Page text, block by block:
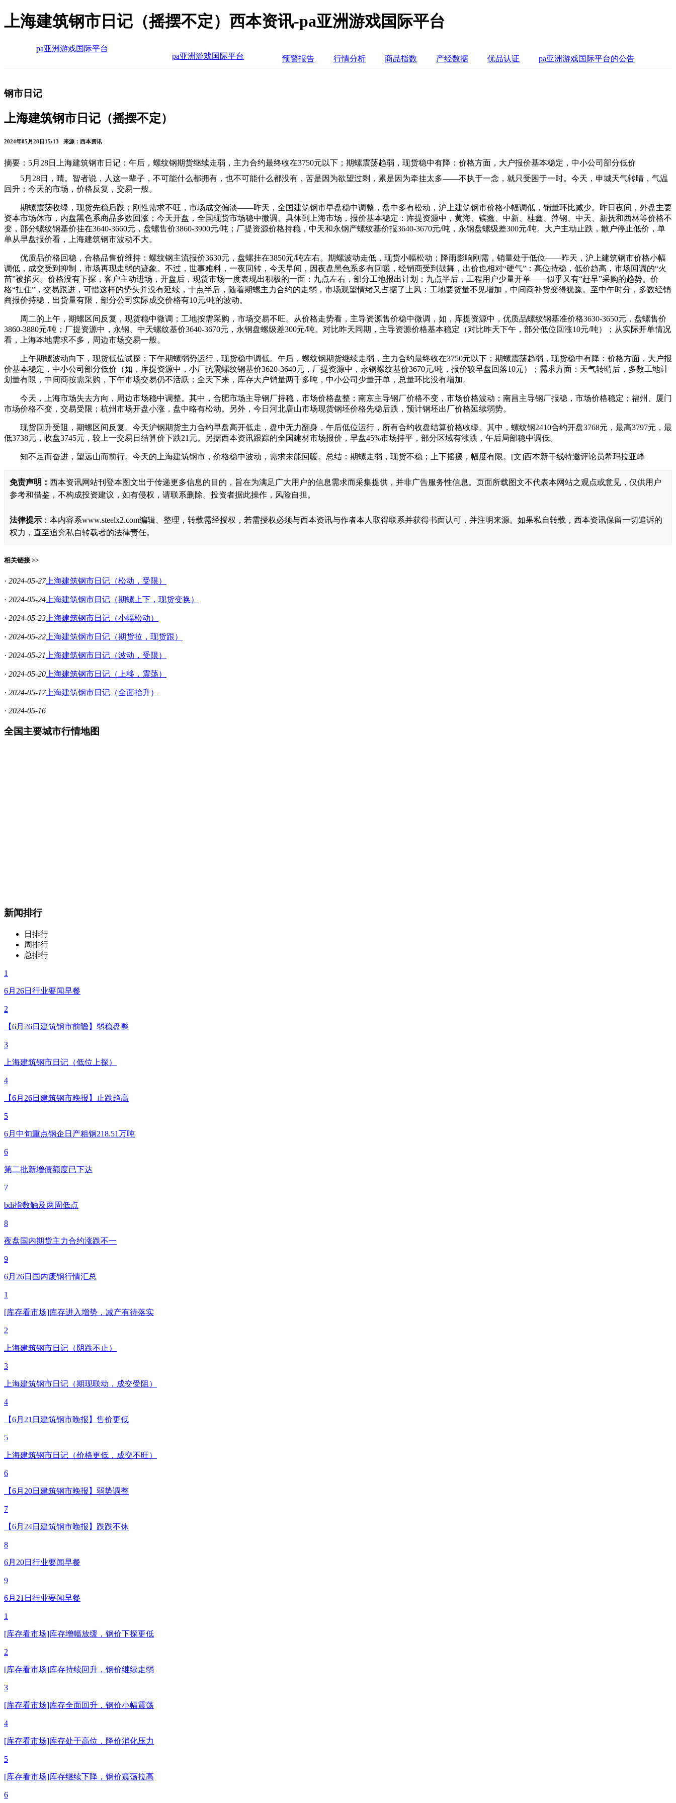
上海建筑钢市日记（摇摆不定）西本资讯-pa亚洲游戏国际平台
pa亚洲游戏国际平台
pa亚洲游戏国际平台
预警报告 行情分析 商品指数 产经数据 优品认证 pa亚洲游戏国际平台的公告
钢市日记
上海建筑钢市日记（摇摆不定）
2024年05月28日15:13 来源：西本资讯
摘要：5月28日上海建筑钢市日记：午后，螺纹钢期货继续走弱，主力合约最终收在3750元以下；期螺震荡趋弱，现货稳中有降：价格方面，大户报价基本稳定，中小公司部分低价
5月28日，晴。智者说，人这一辈子，不可能什么都拥有，也不可能什么都没有，苦是因为欲望过剩，累是因为牵挂太多——不执于一念，就只受困于一时。今天，申城天气转晴，气温
回升；今天的市场，价格反复，交易一般。
期螺震荡收绿，现货先稳后跌；刚性需求不旺，市场成交偏淡——昨天，全国建筑钢市早盘稳中调整，盘中多有松动，沪上建筑钢市价格小幅调低，销量环比减少。昨日夜间，外盘主要
资本市场休市，内盘黑色系商品多数回涨；今天开盘，全国现货市场稳中微调。具体到上海市场，报价基本稳定：库提资源中，黄海、镔鑫、中新、桂鑫、萍钢、中天、新抚和西林等价格不
变，部分螺纹钢基价挂在3640-3660元，盘螺售价3860-3900元/吨；厂提资源价格持稳，中天和永钢产螺纹基价报3640-3670元/吨，永钢盘螺级差300元/吨。大户主动止跌，散户停止低价，单
单从早盘报价看，上海建筑钢市波动不大。
优质品价格回稳，合格品售价维持：螺纹钢主流报价3630元，盘螺挂在3850元/吨左右。期螺波动走低，现货小幅松动；降雨影响刚需，销量处于低位——昨天，沪上建筑钢市价格小幅
调低，成交受到抑制，市场再现走弱的迹象。不过，世事难料，一夜回转，今天早间，因夜盘黑色系多有回暖，经销商受到鼓舞，出价也相对“硬气”：高位持稳，低价趋高，市场回调的“火
苗”被掐灭。价格没有下探，客户主动进场，开盘后，现货市场一度表现出积极的一面：九点左右，部分工地报出计划；九点半后，工程用户少量开单——似乎又有“赶早”采购的趋势。价
格“扛住”，交易跟进，可惜这样的势头并没有延续，十点半后，随着期螺主力合约的走弱，市场观望情绪又占据了上风：工地要货量不见增加，中间商补货变得犹豫。至中午时分，多数经销
商报价持稳，出货量有限，部分公司实际成交价格有10元/吨的波动。
周二的上午，期螺区间反复，现货稳中微调；工地按需采购，市场交易不旺。从价格走势看，主导资源售价稳中微调，如，库提资源中，优质品螺纹钢基准价格3630-3650元，盘螺售价
3860-3880元/吨；厂提资源中，永钢、中天螺纹基价3640-3670元，永钢盘螺级差300元/吨。对比昨天同期，主导资源价格基本稳定（对比昨天下午，部分低位回涨10元/吨）；从实际开单情况
看，上海本地需求不多，周边市场交易一般。
上午期螺波动向下，现货低位试探；下午期螺弱势运行，现货稳中调低。午后，螺纹钢期货继续走弱，主力合约最终收在3750元以下；期螺震荡趋弱，现货稳中有降：价格方面，大户报
价基本稳定，中小公司部分低价（如，库提资源中，小厂抗震螺纹钢基价3620-3640元，厂提资源中，永钢螺纹基价3670元/吨，报价较早盘回落10元）；需求方面：天气转晴后，多数工地计
划量有限，中间商按需采购，下午市场交易仍不活跃；全天下来，库存大户销量两千多吨，中小公司少量开单，总量环比没有增加。
今天，上海市场失去方向，周边市场稳中调整。其中，合肥市场主导钢厂持稳，市场价格盘整；南京主导钢厂价格不变，市场价格波动；南昌主导钢厂报稳，市场价格稳定；福州、厦门
市场价格不变，交易受限；杭州市场开盘小涨，盘中略有松动。另外，今日河北唐山市场现货钢坯价格先稳后跌，预计钢坯出厂价格延续弱势。
现货回升受阻，期螺区间反复。今天沪钢期货主力合约早盘高开低走，盘中无力翻身，午后低位运行，所有合约收盘结算价格收绿。其中，螺纹钢2410合约开盘3768元，最高3797元，最
低3738元，收盘3745元，较上一交易日结算价下跌21元。另据西本资讯跟踪的全国建材市场报价，早盘45%市场持平，部分区域有涨跌，午后局部稳中调低。
知不足而奋进，望远山而前行。今天的上海建筑钢市，价格稳中波动，需求未能回暖。总结：期螺走弱，现货不稳；上下摇摆，幅度有限。[文]西本新干线特邀评论员希玛拉亚峰
免责声明： 西本资讯网站刊登本图文出于传递更多信息的目的，旨在为满足广大用户的信息需求而采集提供，并非广告服务性信息。页面所载图文不代表本网站之观点或意见，仅供用户
参考和借鉴，不构成投资建议，如有侵权，请联系删除。投资者据此操作，风险自担。
法律提示 ：本内容系www.steelx2.com编辑、整理，转载需经授权，若需授权必须与西本资讯与作者本人取得联系并获得书面认可，并注明来源。如果私自转载，西本资讯保留一切追诉的
权力，直至追究私自转载者的法律责任。
相关链接 >>
· 2024-05-27上海建筑钢市日记（松动，受限）
· 2024-05-24 上海建筑钢市日记（期螺上下，现货变换）
· 2024-05-23 上海建筑钢市日记（小幅松动）
· 2024-05-22 上海建筑钢市日记（期货拉，现货跟）
· 2024-05-21 上海建筑钢市日记（波动，受限）
· 2024-05-20 上海建筑钢市日记（上移，震荡）
· 2024-05-17上海建筑钢市日记（全面抬升）
· 2024-05-16
全国主要城市行情地图
新闻排行
日排行
周排行
总排行
1
6月26日行业要闻早餐
2
【6月26日建筑钢市前瞻】弱稳盘整
3
上海建筑钢市日记（低位上探）
4
【6月26日建筑钢市晚报】止跌趋高
5
6月中旬重点钢企日产粗钢218.51万吨
6
第二批新增债额度已下达
7
bdi指数触及两周低点
8
夜盘国内期货主力合约涨跌不一
9
6月26日国内废钢行情汇总
1
[库存看市场]库存进入增势，减产有待落实
2
上海建筑钢市日记（阴跌不止）
3
上海建筑钢市日记（期现联动，成交受阻）
4
【6月21日建筑钢市晚报】售价更低
5
上海建筑钢市日记（价格更低，成交不旺）
6
【6月20日建筑钢市晚报】弱势调整
7
【6月24日建筑钢市晚报】跌跌不休
8
6月20日行业要闻早餐
9
6月21日行业要闻早餐
1
[库存看市场]库存增幅放缓，钢价下探更低
2
[库存看市场]库存持续回升，钢价继续走弱
3
[库存看市场]库存全面回升，钢价小幅震荡
4
[库存看市场]库存处于高位，降价消化压力
5
[库存看市场]库存继续下降，钢价震荡拉高
6